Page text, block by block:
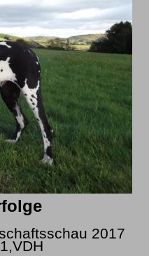
2017